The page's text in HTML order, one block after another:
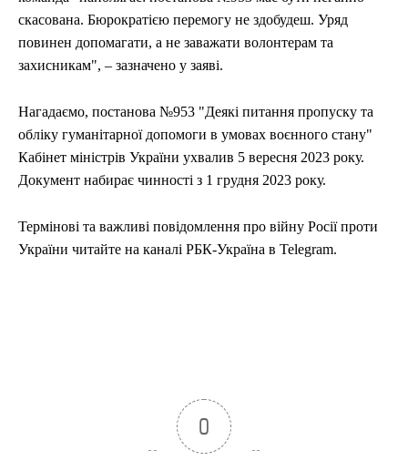
скасована. Бюрократією перемогу не здобудеш. Уряд
повинен допомагати, а не заважати волонтерам та
захисникам", – зазначено у заяві.
Нагадаємо, постанова №953 "Деякі питання пропуску та
обліку гуманітарної допомоги в умовах воєнного стану"
Кабінет міністрів України ухвалив 5 вересня 2023 року.
Документ набирає чинності з 1 грудня 2023 року.
Термінові та важливі повідомлення про війну Росії проти
України читайте на каналі РБК-Україна в Telegram.
0